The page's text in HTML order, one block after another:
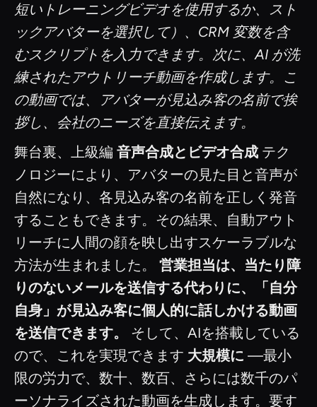
短いトレーニングビデオを使用するか、スト
ックアバターを選択して）、CRM 変数を含
むスクリプトを入力できます。次に、AI が洗
練されたアウトリーチ動画を作成します。こ
の動画では、アバターが見込み客の名前で挨
拶し、会社のニーズを直接伝えます。
舞台裏、上級編 音声合成とビデオ合成 テク
ノロジーにより、アバターの見た目と音声が
自然になり、各見込み客の名前を正しく発音
することもできます。その結果、自動アウト
リーチに人間の顔を映し出すスケーラブルな
方法が生まれました。 営業担当は、当たり障
りのないメールを送信する代わりに、「自分
自身」が見込み客に個人的に話しかける動画
を送信できます。
そして、AIを搭載している
ので、これを実現できます 大規模に —最小
限の労力で、数十、数百、さらには数千のパ
ーソナライズされた動画を生成します。要す